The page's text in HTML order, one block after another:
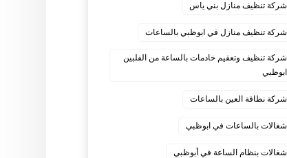
شركة تنظيف منازل بني ياس
شركة تنظيف منازل في ابوظبي بالساعات
شركة تنظيف وتعقيم خادمات بالساعة من الفلبين
ابوظبي
شركة نظافة العين بالساعات
شغالات بالساعات في ابوظبي
شغالات بنظام الساعة في أبوظبي